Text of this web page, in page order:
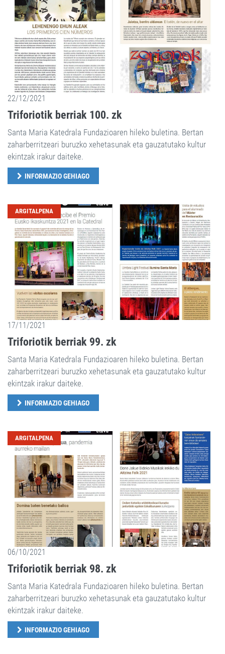
22/12/2021
Triforiotik berriak 100. zk
Santa Maria Katedrala Fundazioaren hileko buletina. Bertan
zaharberritzeari buruzko xehetasunak eta gauzatutako kultur
ekintzak irakur daiteke.
INFORMAZIO GEHIAGO
ARGITALPENA
17/11/2021
Triforiotik berriak 99. zk
Santa Maria Katedrala Fundazioaren hileko buletina. Bertan
zaharberritzeari buruzko xehetasunak eta gauzatutako kultur
ekintzak irakur daiteke.
INFORMAZIO GEHIAGO
ARGITALPENA
06/10/2021
Triforiotik berriak 98. zk
Santa Maria Katedrala Fundazioaren hileko buletina. Bertan
zaharberritzeari buruzko xehetasunak eta gauzatutako kultur
ekintzak irakur daiteke.
INFORMAZIO GEHIAGO